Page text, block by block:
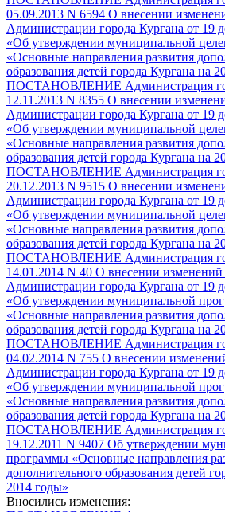
05.09.2013 N 6594 О внесении
Администрации города Кургана от 19
«Об утверждении муниципальной
«Основные направления развития
образования детей города Кургана на
ПОСТАНОВЛЕНИЕ Администрация
12.11.2013 N 8355 О внесении
Администрации города Кургана от 19
«Об утверждении муниципальной
«Основные направления развития
образования детей города Кургана на
ПОСТАНОВЛЕНИЕ Администрация
20.12.2013 N 9515 О внесении
Администрации города Кургана от 19
«Об утверждении муниципальной
«Основные направления развития
образования детей города Кургана на
ПОСТАНОВЛЕНИЕ Администрация
14.01.2014 N 40 О внесении изменений
Администрации города Кургана от 19
«Об утверждении муниципальной
«Основные направления развития
образования детей города Кургана на
ПОСТАНОВЛЕНИЕ Администрация
04.02.2014 N 755 О внесении
Администрации города Кургана от 19
«Об утверждении муниципальной
«Основные направления развития
образования детей города Кургана на
ПОСТАНОВЛЕНИЕ Администрация
19.12.2011 N 9407 Об утверждении
программы «Основные направления
дополнительного образования детей
2014 годы»
Вносились изменения: